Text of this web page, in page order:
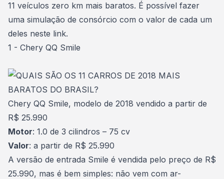
11 veículos zero km mais baratos. É possível fazer
uma simulação de consórcio com o valor de cada um
deles neste link.
1 - Chery QQ Smile
Chery QQ Smile, modelo de 2018 vendido a partir de
R$ 25.990
Motor: 1.0 de 3 cilindros – 75 cv
Valor: a partir de R$ 25.990
A versão de entrada Smile é vendida pelo preço de R$
25.990, mas é bem simples: não vem com ar-